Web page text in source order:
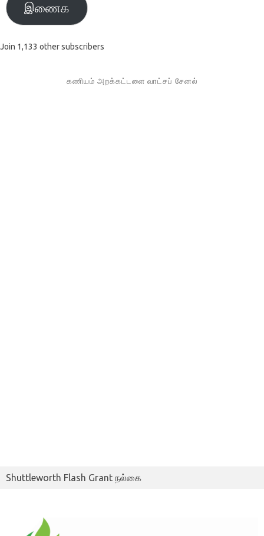
இணைக
Join 1,133 other subscribers
கணியம் அறக்கட்டளை வாட்சப் சேனல்
Shuttleworth Flash Grant நல்கை